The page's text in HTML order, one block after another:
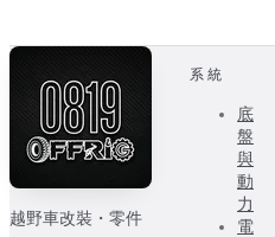
越野車改裝・零件
系統
底
盤
與
動
力
電